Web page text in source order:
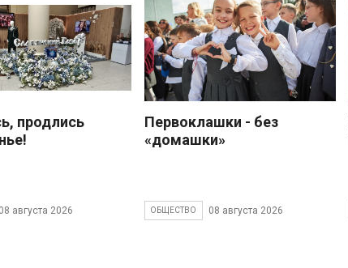
продлись
08 августа 2026
Первоклашки - без
«домашки»
ОБЩЕСТВО 08 августа 2026